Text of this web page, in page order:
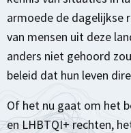
armoede de dagelijkse
van mensen uit deze
anders niet gehoord
beleid dat hun leven
Of het nu gaat om het
en LHBTQI+ rechten,